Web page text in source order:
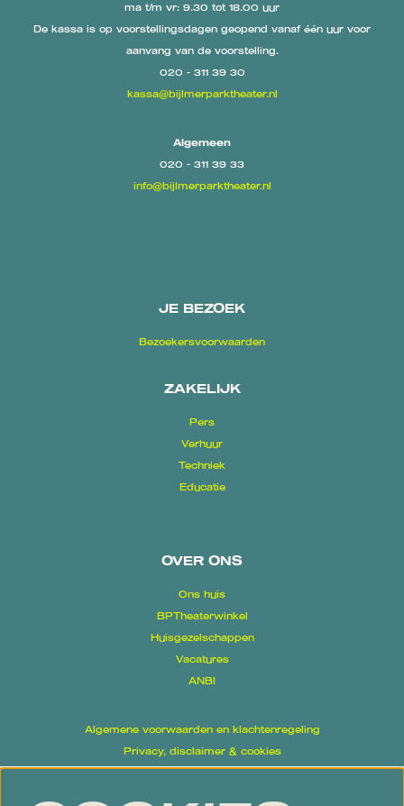
ma t/m vr: 9.30 tot 18.00 uur
De kassa is op voorstellingsdagen geopend vanaf één uur voor
aanvang van de voorstelling.
020 - 311 39 30
kassa@bijlmerparktheater.nl
Algemeen
020 - 311 39 33
info@bijlmerparktheater.nl
JE BEZOEK
Bezoekersvoorwaarden
ZAKELIJK
Pers
Verhuur
Techniek
Educatie
OVER ONS
Ons huis
BPTheaterwinkel
Huisgezelschappen
Vacatures
ANBI
Algemene voorwaarden en klachtenregeling
Privacy, disclaimer & cookies
Proclaimer